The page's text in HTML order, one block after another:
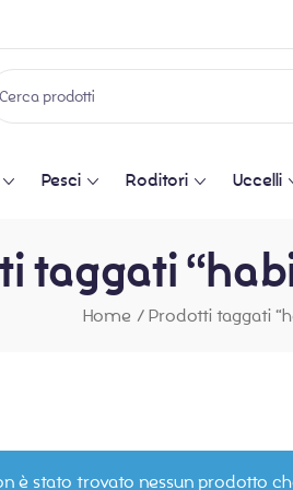
Pesci Roditori Uccelli
taggati
Home / Prodotti taggati
è stato trovato nessun prodotto